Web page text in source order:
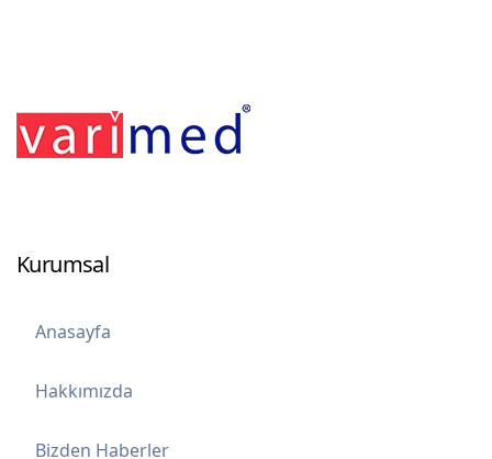
Kurumsal
Anasayfa
Hakkımızda
Bizden Haberler